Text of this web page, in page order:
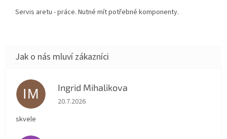
Servis aretu - práce. Nutné mít potřebné komponenty.
IM Ingrid Mihalikova
Hodnocení obchodu je 5 z 5 hvězdiček.
20.7.2026
skvele